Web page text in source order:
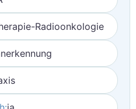
Radioonkologie